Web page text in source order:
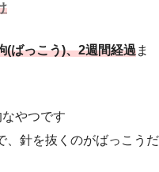
(ばっこう)、2週間経過ま
やつです
、針を抜くのがばっこうだ